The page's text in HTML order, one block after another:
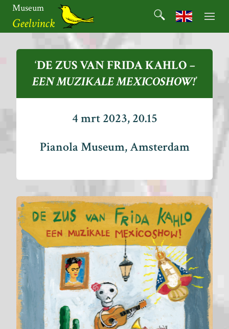
naar
de
Museum
Geelvinck
Geelvinck
Search
Search for:
‘DE ZUS VAN FRIDA KAHLO–
EEN MUZIKALE MEXICOSHOW!’
4 mrt 2023, 20.15
Pianola Museum, Amsterdam